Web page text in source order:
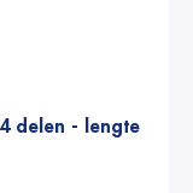
delen - lengte